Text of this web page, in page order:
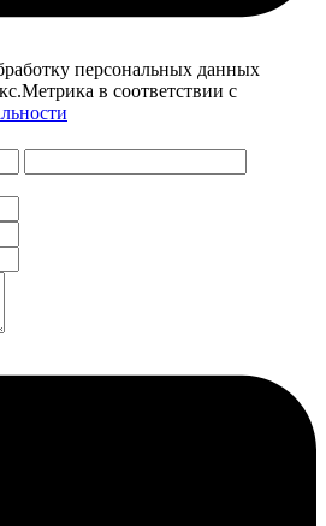
персональных данных
в соответствии с